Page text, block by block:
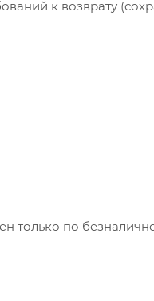
к возврату
только по